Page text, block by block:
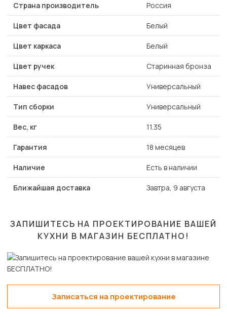
Страна производитель Россия
Цвет фасада Белый
Цвет каркаса Белый
Цвет ручек Старинная бронза
Навес фасадов Универсальный
Тип сборки Универсальный
Вес, кг 11.35
Гарантия 18 месяцев
Наличие Есть в наличии
Ближайшая доставка Завтра, 9 августа
ЗАПИШИТЕСЬ НА ПРОЕКТИРОВАНИЕ ВАШЕЙ
КУХНИ В МАГАЗИН БЕСПЛАТНО!
Записаться на проектирование